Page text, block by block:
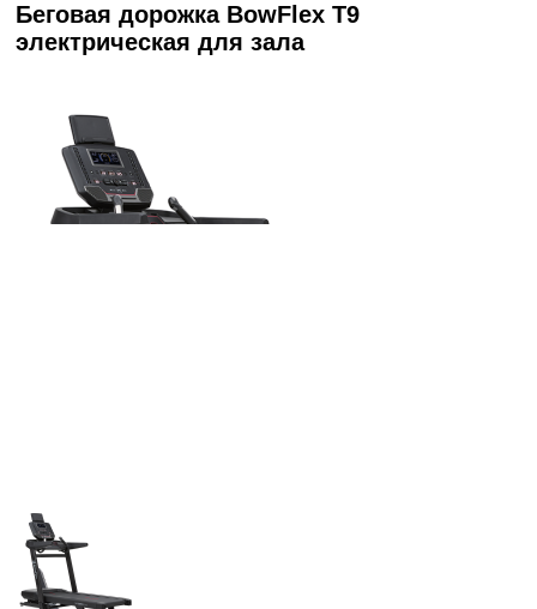
Беговая дорожка BowFlex T9
электрическая для зала